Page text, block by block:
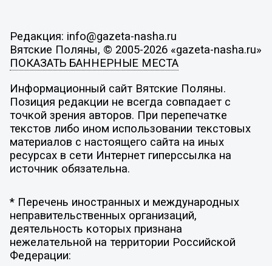
Редакция: info@gazeta-nasha.ru
Вятские Поляны, © 2005-2026 «gazeta-nasha.ru»
ПОКАЗАТЬ БАННЕРНЫЕ МЕСТА
Информационный сайт Вятские Поляны.
Позиция редакции не всегда совпадает с
точкой зрения авторов. При перепечатке
текстов либо ином использовании текстовых
материалов с настоящего сайта на иных
ресурсах в сети Интернет гиперссылка на
источник обязательна.
* Перечень иностранных и международных
неправительственных организаций,
деятельность которых признана
нежелательной на территории Российской
Федерации: